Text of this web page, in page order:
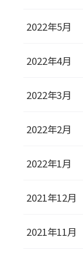
2022年5月
2022年4月
2022年3月
2022年2月
2022年1月
2021年12月
2021年11月